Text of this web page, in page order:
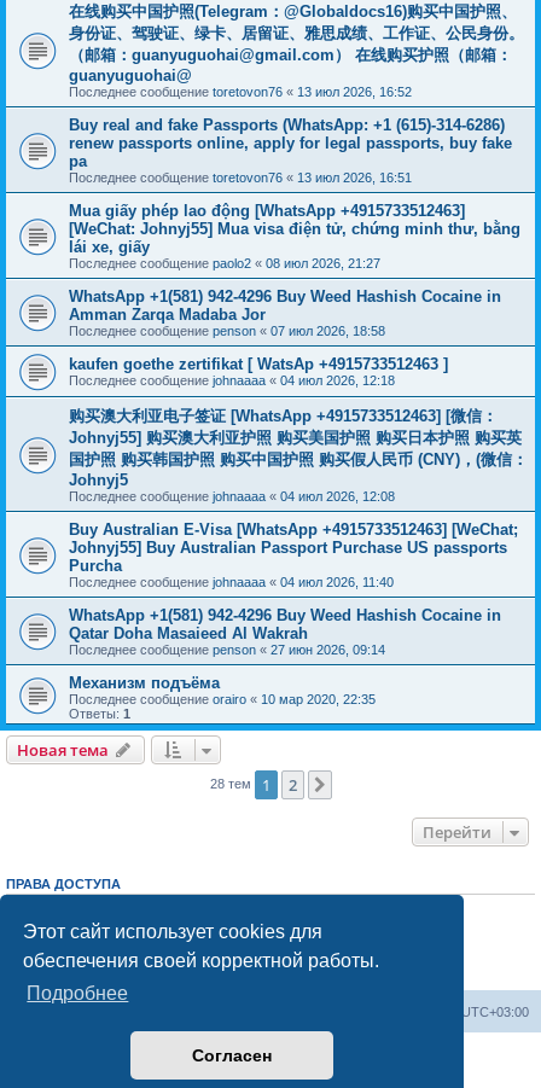
Этот сайт использует cookies для
обеспечения своей корректной работы.
Подробнее
Согласен
在线购买中国护照(Telegram：@Globaldocs16)购买中国护照、
身份证、驾驶证、绿卡、居留证、雅思成绩、工作证、公民身份。
（邮箱： guanyuguohai@gmail.com ） 在线购买护照（邮箱：
guanyuguohai@
Последнее сообщение toretovon76 « 13 июл 2026, 16:52
Buy real and fake Passports (WhatsApp: +1 (615)-314-6286)
renew passports online, apply for legal passports, buy fake
pa
Последнее сообщение toretovon76 « 13 июл 2026, 16:51
Mua giấy phép lao động [WhatsApp +4915733512463]
[WeChat: Johnyj55] Mua visa điện tử, chứng minh thư, bằng
lái xe, giấy
Последнее сообщение paolo2 « 08 июл 2026, 21:27
WhatsApp +1(581) 942-4296 Buy Weed Hashish Cocaine in
Amman Zarqa Madaba Jor
Последнее сообщение penson « 07 июл 2026, 18:58
kaufen goethe zertifikat [ WatsAp +4915733512463 ]
Последнее сообщение johnaaaa « 04 июл 2026, 12:18
购买澳大利亚电子签证 [WhatsApp +4915733512463] [微信：
Johnyj55] 购买澳大利亚护照 购买美国护照 购买日本护照 购买英
国护照 购买韩国护照 购买中国护照 购买假人民币 (CNY)，(微信：
Johnyj5
Последнее сообщение johnaaaa « 04 июл 2026, 12:08
Buy Australian E-Visa [WhatsApp +4915733512463] [WeChat;
Johnyj55] Buy Australian Passport Purchase US passports
Purcha
Последнее сообщение johnaaaa « 04 июл 2026, 11:40
WhatsApp +1(581) 942-4296 Buy Weed Hashish Cocaine in
Qatar Doha Masaieed Al Wakrah
Последнее сообщение penson « 27 июн 2026, 09:14
Механизм подъёма
Последнее сообщение orairo « 10 мар 2020, 22:35
Ответы: 1
Новая тема
28 тем 1 2
Перейти
ПРАВА ДОСТУПА
Выне можетеотвечать на сообщения
Выне можетередактировать свои сообщения
Выне можетеудалять свои сообщения
добавлять вложения
UTC+03:00
Создано на основеphpBB® Forum Software © phpBB Limited
Русская поддержка phpBB